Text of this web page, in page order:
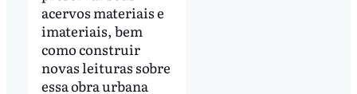
acervos materiais e
imateriais, bem
como construir
novas leituras sobre
essa obra urbana